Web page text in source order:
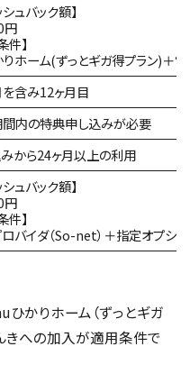
シュバック額】
円
件】
ホーム(ずっとギガ得プラン)＋
含み12ヶ月目
内の特典申し込みが必要
から24ヶ月以上の利用
シュバック額】
円
件】
バイダ（So-net）＋指定オプショ
かりホーム（ずっとギガ
きへの加入が適用条件で